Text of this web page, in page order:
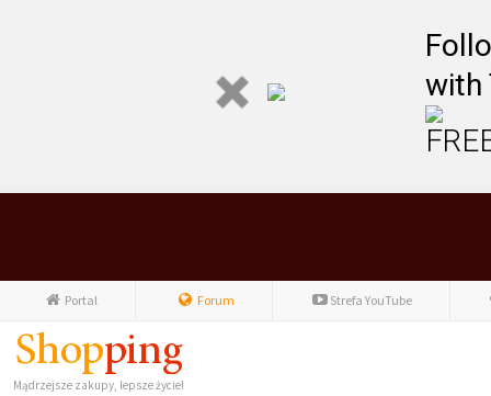
with
Portal Forum Strefa YouTube
Mądrzejsze zakupy, lepsze życie!